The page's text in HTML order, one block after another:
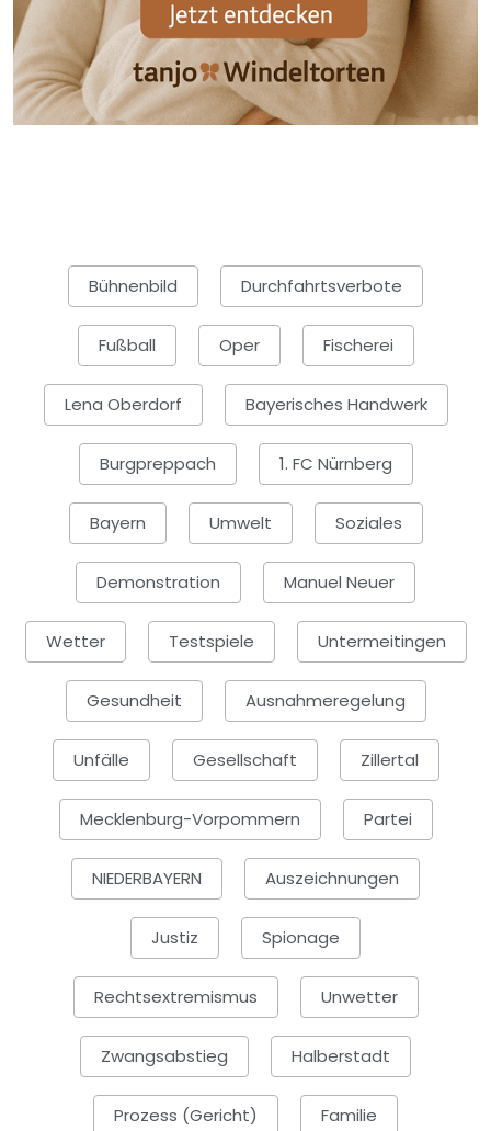
Bühnenbild Durchfahrtsverbote
Fußball Oper Fischerei
Lena Oberdorf Bayerisches Handwerk
Burgpreppach 1. FC Nürnberg
Bayern Umwelt Soziales
Demonstration Manuel Neuer
Wetter Testspiele Untermeitingen
Gesundheit Ausnahmeregelung
Unfälle Gesellschaft Zillertal
Mecklenburg-Vorpommern Partei
NIEDERBAYERN Auszeichnungen
Justiz Spionage
Rechtsextremismus Unwetter
Zwangsabstieg Halberstadt
Prozess (Gericht) Familie